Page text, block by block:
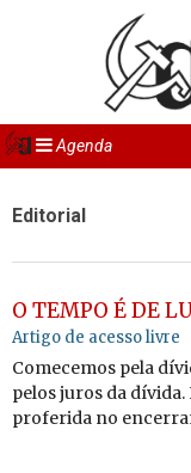
Agenda
Editorial
O TEMPO É DE
Artigo de acesso livre
Comecemos pela
pelos juros da
proferida no